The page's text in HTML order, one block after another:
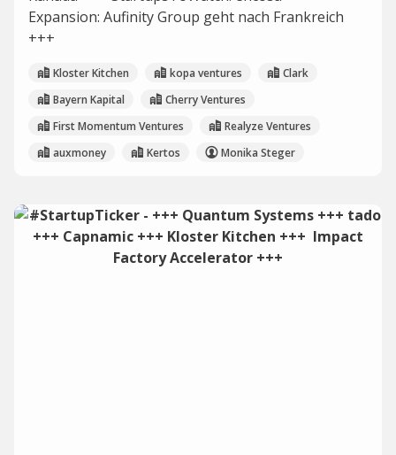
Expansion: Aufinity Group geht nach Frankreich
+++
Kloster Kitchen kopa ventures
Clark
Bayern Kapital
Cherry Ventures
First Momentum Ventures
Realyze Ventures
auxmoney
Kertos Monika Steger